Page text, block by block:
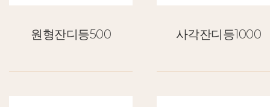
원형잔디등500 사각잔디등1000